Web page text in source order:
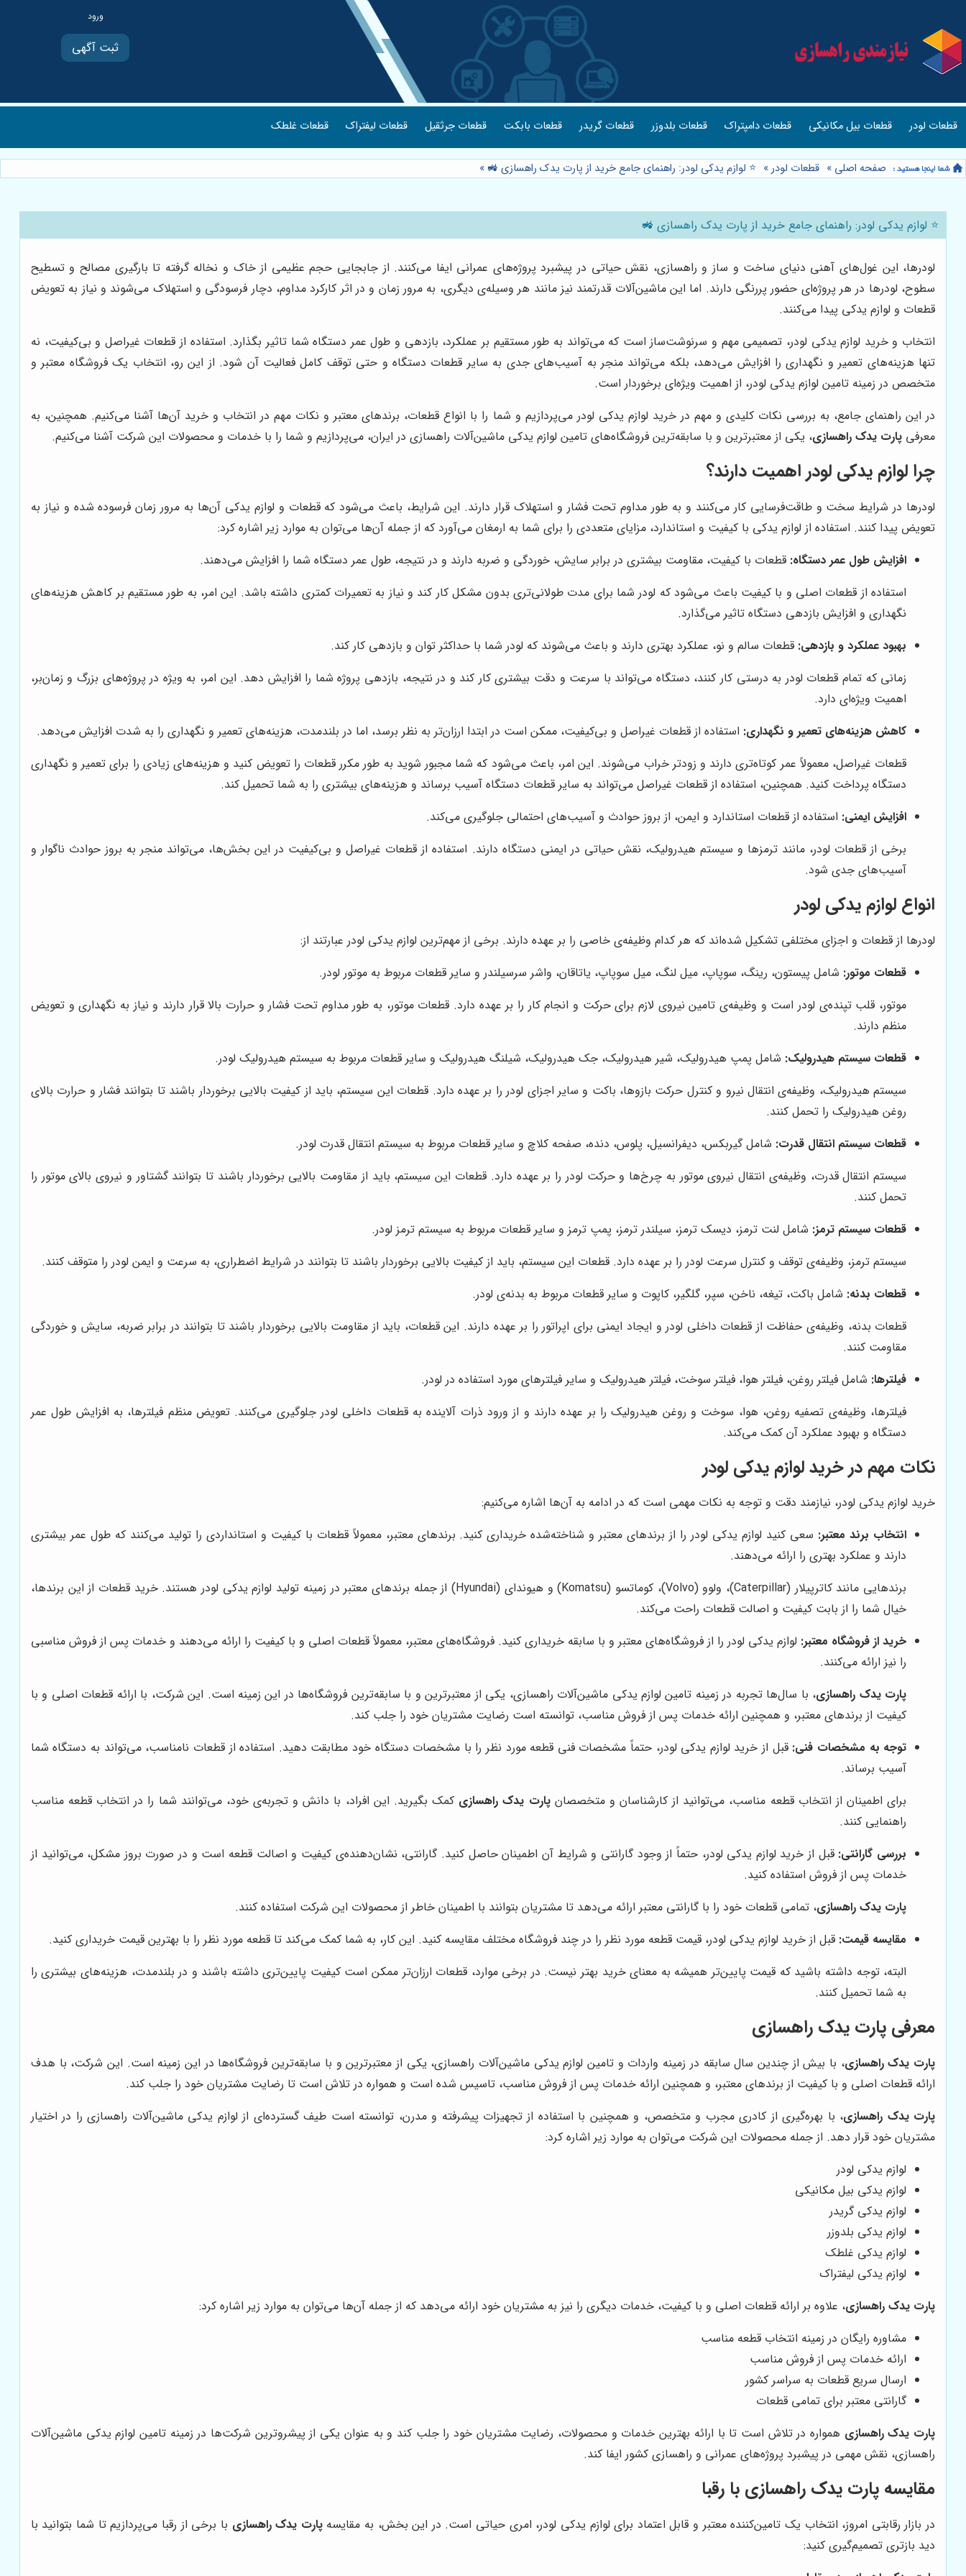
ثبت آگهی
قطعات لودر قطعات بیل مکانیکی قطعات دامپتراک قطعات بلدوزر قطعات گریدر قطعات بابکت قطعات جرثقیل قطعات لیفتراک قطعات غلطک
صفحه اصلی » قطعات لودر» ⭐️ لوازم یدکی لودر: راهنمای جامع خرید از پارت یدک راهسازی 🚜 »
⭐️ لوازم یدکی لودر: راهنمای جامع خرید از پارت یدک راهسازی 🚜
لودرها، این غول‌های آهنی دنیای ساخت و ساز و راهسازی، نقش حیاتی در پیشبرد پروژه‌های عمرانی ایفا می‌کنند. از جابجایی حجم عظیمی از خاک و نخاله گرفته تا بارگیری مصالح و تسطیح
سطوح، لودرها در هر پروژه‌ای حضور پررنگی دارند. اما این ماشین‌آلات قدرتمند نیز مانند هر وسیله‌ی دیگری، به مرور زمان و در اثر کارکرد مداوم، دچار فرسودگی و استهلاک می‌شوند و نیاز به تعویض
قطعات و لوازم یدکی پیدا می‌کنند.
انتخاب و خرید لوازم یدکی لودر، تصمیمی مهم و سرنوشت‌ساز است که می‌تواند به طور مستقیم بر عملکرد، بازدهی و طول عمر دستگاه شما تاثیر بگذارد. استفاده از قطعات غیراصل و بی‌کیفیت، نه
تنها هزینه‌های تعمیر و نگهداری را افزایش می‌دهد، بلکه می‌تواند منجر به آسیب‌های جدی به سایر قطعات دستگاه و حتی توقف کامل فعالیت آن شود. از این رو، انتخاب یک فروشگاه معتبر و
متخصص در زمینه تامین لوازم یدکی لودر، از اهمیت ویژه‌ای برخوردار است.
در این راهنمای جامع، به بررسی نکات کلیدی و مهم در خرید لوازم یدکی لودر می‌پردازیم و شما را با انواع قطعات، برندهای معتبر و نکات مهم در انتخاب و خرید آن‌ها آشنا می‌کنیم. همچنین، به
معرفی پارت یدک راهسازی، یکی از معتبرترین و با سابقه‌ترین فروشگاه‌های تامین لوازم یدکی ماشین‌آلات راهسازی در ایران، می‌پردازیم و شما را با خدمات و محصولات این شرکت آشنا می‌کنیم.
چرا لوازم یدکی لودر اهمیت دارند؟
لودرها در شرایط سخت و طاقت‌فرسایی کار می‌کنند و به طور مداوم تحت فشار و استهلاک قرار دارند. این شرایط، باعث می‌شود که قطعات و لوازم یدکی آن‌ها به مرور زمان فرسوده شده و نیاز به
تعویض پیدا کنند. استفاده از لوازم یدکی با کیفیت و استاندارد، مزایای متعددی را برای شما به ارمغان می‌آورد که از جمله آن‌ها می‌توان به موارد زیر اشاره کرد:
افزایش طول عمر دستگاه: قطعات با کیفیت، مقاومت بیشتری در برابر سایش، خوردگی و ضربه دارند و در نتیجه، طول عمر دستگاه شما را افزایش می‌دهند.
استفاده از قطعات اصلی و با کیفیت باعث می‌شود که لودر شما برای مدت طولانی‌تری بدون مشکل کار کند و نیاز به تعمیرات کمتری داشته باشد. این امر، به طور مستقیم بر کاهش هزینه‌های
نگهداری و افزایش بازدهی دستگاه تاثیر می‌گذارد.
بهبود عملکرد و بازدهی: قطعات سالم و نو، عملکرد بهتری دارند و باعث می‌شوند که لودر شما با حداکثر توان و بازدهی کار کند.
زمانی که تمام قطعات لودر به درستی کار کنند، دستگاه می‌تواند با سرعت و دقت بیشتری کار کند و در نتیجه، بازدهی پروژه شما را افزایش دهد. این امر، به ویژه در پروژه‌های بزرگ و زمان‌بر،
اهمیت ویژه‌ای دارد.
کاهش هزینه‌های تعمیر و نگهداری: استفاده از قطعات غیراصل و بی‌کیفیت، ممکن است در ابتدا ارزان‌تر به نظر برسد، اما در بلندمدت، هزینه‌های تعمیر و نگهداری را به شدت افزایش می‌دهد.
قطعات غیراصل، معمولاً عمر کوتاه‌تری دارند و زودتر خراب می‌شوند. این امر، باعث می‌شود که شما مجبور شوید به طور مکرر قطعات را تعویض کنید و هزینه‌های زیادی را برای تعمیر و نگهداری
دستگاه پرداخت کنید. همچنین، استفاده از قطعات غیراصل می‌تواند به سایر قطعات دستگاه آسیب برساند و هزینه‌های بیشتری را به شما تحمیل کند.
افزایش ایمنی: استفاده از قطعات استاندارد و ایمن، از بروز حوادث و آسیب‌های احتمالی جلوگیری می‌کند.
برخی از قطعات لودر، مانند ترمزها و سیستم هیدرولیک، نقش حیاتی در ایمنی دستگاه دارند. استفاده از قطعات غیراصل و بی‌کیفیت در این بخش‌ها، می‌تواند منجر به بروز حوادث ناگوار و
آسیب‌های جدی شود.
انواع لوازم یدکی لودر
لودرها از قطعات و اجزای مختلفی تشکیل شده‌اند که هر کدام وظیفه‌ی خاصی را بر عهده دارند. برخی از مهم‌ترین لوازم یدکی لودر عبارتند از:
قطعات موتور: شامل پیستون، رینگ، سوپاپ، میل لنگ، میل سوپاپ، یاتاقان، واشر سرسیلندر و سایر قطعات مربوط به موتور لودر.
موتور، قلب تپنده‌ی لودر است و وظیفه‌ی تامین نیروی لازم برای حرکت و انجام کار را بر عهده دارد. قطعات موتور، به طور مداوم تحت فشار و حرارت بالا قرار دارند و نیاز به نگهداری و تعویض
منظم دارند.
قطعات سیستم هیدرولیک: شامل پمپ هیدرولیک، شیر هیدرولیک، جک هیدرولیک، شیلنگ هیدرولیک و سایر قطعات مربوط به سیستم هیدرولیک لودر.
سیستم هیدرولیک، وظیفه‌ی انتقال نیرو و کنترل حرکت بازوها، باکت و سایر اجزای لودر را بر عهده دارد. قطعات این سیستم، باید از کیفیت بالایی برخوردار باشند تا بتوانند فشار و حرارت بالای
روغن هیدرولیک را تحمل کنند.
قطعات سیستم انتقال قدرت: شامل گیربکس، دیفرانسیل، پلوس، دنده، صفحه کلاچ و سایر قطعات مربوط به سیستم انتقال قدرت لودر.
سیستم انتقال قدرت، وظیفه‌ی انتقال نیروی موتور به چرخ‌ها و حرکت لودر را بر عهده دارد. قطعات این سیستم، باید از مقاومت بالایی برخوردار باشند تا بتوانند گشتاور و نیروی بالای موتور را
تحمل کنند.
قطعات سیستم ترمز: شامل لنت ترمز، دیسک ترمز، سیلندر ترمز، پمپ ترمز و سایر قطعات مربوط به سیستم ترمز لودر.
سیستم ترمز، وظیفه‌ی توقف و کنترل سرعت لودر را بر عهده دارد. قطعات این سیستم، باید از کیفیت بالایی برخوردار باشند تا بتوانند در شرایط اضطراری، به سرعت و ایمن لودر را متوقف کنند.
قطعات بدنه: شامل باکت، تیغه، ناخن، سپر، گلگیر، کاپوت و سایر قطعات مربوط به بدنه‌ی لودر.
قطعات بدنه، وظیفه‌ی حفاظت از قطعات داخلی لودر و ایجاد ایمنی برای اپراتور را بر عهده دارند. این قطعات، باید از مقاومت بالایی برخوردار باشند تا بتوانند در برابر ضربه، سایش و خوردگی
مقاومت کنند.
فیلترها: شامل فیلتر روغن، فیلتر هوا، فیلتر سوخت، فیلتر هیدرولیک و سایر فیلترهای مورد استفاده در لودر.
فیلترها، وظیفه‌ی تصفیه روغن، هوا، سوخت و روغن هیدرولیک را بر عهده دارند و از ورود ذرات آلاینده به قطعات داخلی لودر جلوگیری می‌کنند. تعویض منظم فیلترها، به افزایش طول عمر
دستگاه و بهبود عملکرد آن کمک می‌کند.
نکات مهم در خرید لوازم یدکی لودر
خرید لوازم یدکی لودر، نیازمند دقت و توجه به نکات مهمی است که در ادامه به آن‌ها اشاره می‌کنیم:
انتخاب برند معتبر: سعی کنید لوازم یدکی لودر را از برندهای معتبر و شناخته‌شده خریداری کنید. برندهای معتبر، معمولاً قطعات با کیفیت و استانداردی را تولید می‌کنند که طول عمر بیشتری
دارند و عملکرد بهتری را ارائه می‌دهند.
برندهایی مانند کاترپیلار (Caterpillar)، ولوو (Volvo)، کوماتسو (Komatsu) و هیوندای (Hyundai) از جمله برندهای معتبر در زمینه تولید لوازم یدکی لودر هستند. خرید قطعات از این برندها،
خیال شما را از بابت کیفیت و اصالت قطعات راحت می‌کند.
خرید از فروشگاه معتبر: لوازم یدکی لودر را از فروشگاه‌های معتبر و با سابقه خریداری کنید. فروشگاه‌های معتبر، معمولاً قطعات اصلی و با کیفیت را ارائه می‌دهند و خدمات پس از فروش مناسبی
را نیز ارائه می‌کنند.
پارت یدک راهسازی، با سال‌ها تجربه در زمینه تامین لوازم یدکی ماشین‌آلات راهسازی، یکی از معتبرترین و با سابقه‌ترین فروشگاه‌ها در این زمینه است. این شرکت، با ارائه قطعات اصلی و با
کیفیت از برندهای معتبر، و همچنین ارائه خدمات پس از فروش مناسب، توانسته است رضایت مشتریان خود را جلب کند.
توجه به مشخصات فنی: قبل از خرید لوازم یدکی لودر، حتماً مشخصات فنی قطعه مورد نظر را با مشخصات دستگاه خود مطابقت دهید. استفاده از قطعات نامناسب، می‌تواند به دستگاه شما
آسیب برساند.
برای اطمینان از انتخاب قطعه مناسب، می‌توانید از کارشناسان و متخصصانپارت یدک راهسازی کمک بگیرید. این افراد، با دانش و تجربه‌ی خود، می‌توانند شما را در انتخاب قطعه مناسب
راهنمایی کنند.
بررسی گارانتی: قبل از خرید لوازم یدکی لودر، حتماً از وجود گارانتی و شرایط آن اطمینان حاصل کنید. گارانتی، نشان‌دهنده‌ی کیفیت و اصالت قطعه است و در صورت بروز مشکل، می‌توانید از
خدمات پس از فروش استفاده کنید.
پارت یدک راهسازی، تمامی قطعات خود را با گارانتی معتبر ارائه می‌دهد تا مشتریان بتوانند با اطمینان خاطر از محصولات این شرکت استفاده کنند.
مقایسه قیمت: قبل از خرید لوازم یدکی لودر، قیمت قطعه مورد نظر را در چند فروشگاه مختلف مقایسه کنید. این کار، به شما کمک می‌کند تا قطعه مورد نظر را با بهترین قیمت خریداری کنید.
البته، توجه داشته باشید که قیمت پایین‌تر همیشه به معنای خرید بهتر نیست. در برخی موارد، قطعات ارزان‌تر ممکن است کیفیت پایین‌تری داشته باشند و در بلندمدت، هزینه‌های بیشتری را
به شما تحمیل کنند.
معرفی پارت یدک راهسازی
پارت یدک راهسازی، با بیش از چندین سال سابقه در زمینه واردات و تامین لوازم یدکی ماشین‌آلات راهسازی، یکی از معتبرترین و با سابقه‌ترین فروشگاه‌ها در این زمینه است. این شرکت، با هدف
ارائه قطعات اصلی و با کیفیت از برندهای معتبر، و همچنین ارائه خدمات پس از فروش مناسب، تاسیس شده است و همواره در تلاش است تا رضایت مشتریان خود را جلب کند.
پارت یدک راهسازی، با بهره‌گیری از کادری مجرب و متخصص، و همچنین با استفاده از تجهیزات پیشرفته و مدرن، توانسته است طیف گسترده‌ای از لوازم یدکی ماشین‌آلات راهسازی را در اختیار
مشتریان خود قرار دهد. از جمله محصولات این شرکت می‌توان به موارد زیر اشاره کرد:
لوازم یدکی لودر
لوازم یدکی بیل مکانیکی
لوازم یدکی گریدر
لوازم یدکی بلدوزر
لوازم یدکی غلطک
لوازم یدکی لیفتراک
پارت یدک راهسازی، علاوه بر ارائه قطعات اصلی و با کیفیت، خدمات دیگری را نیز به مشتریان خود ارائه می‌دهد که از جمله آن‌ها می‌توان به موارد زیر اشاره کرد:
مشاوره رایگان در زمینه انتخاب قطعه مناسب
ارائه خدمات پس از فروش مناسب
ارسال سریع قطعات به سراسر کشور
گارانتی معتبر برای تمامی قطعات
پارت یدک راهسازی همواره در تلاش است تا با ارائه بهترین خدمات و محصولات، رضایت مشتریان خود را جلب کند و به عنوان یکی از پیشروترین شرکت‌ها در زمینه تامین لوازم یدکی ماشین‌آلات
راهسازی، نقش مهمی در پیشبرد پروژه‌های عمرانی و راهسازی کشور ایفا کند.
مقایسه پارت یدک راهسازی با رقبا
در بازار رقابتی امروز، انتخاب یک تامین‌کننده معتبر و قابل اعتماد برای لوازم یدکی لودر، امری حیاتی است. در این بخش، به مقایسهپارت یدک راهسازی با برخی از رقبا می‌پردازیم تا شما بتوانید با
دید بازتری تصمیم‌گیری کنید: